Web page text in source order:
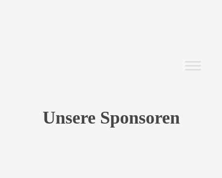
Unsere Sponsoren